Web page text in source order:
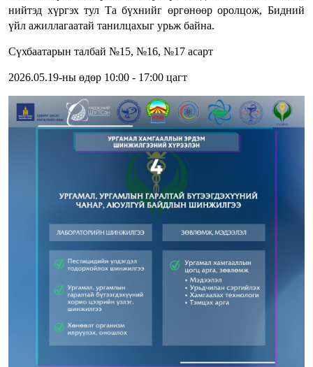
нийтэд хүргэх тул Та бүхнийг өргөнөөр оролцож, Бидний
үйл ажиллагаатай танилцахыг урьж байна.
Сүхбаатарын талбай №15, №16, №17 асарт
2026.05.19-ны өдөр 10:00 - 17:00 цагт